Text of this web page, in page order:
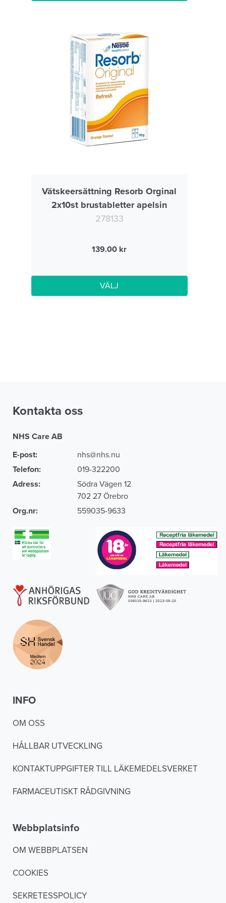
Vätskeersättning Resorb Orginal
2x10st brustabletter apelsin
278133
139.00
VÄLJ
Kontakta oss
NHS Care AB
E-post:
nhs@nhs.nu
Telefon:
019-322200
Adress:
Södra Vägen 12
702 27 Örebro
Org.nr:
559035-9633
INFO
OM OSS
HÅLLBAR UTVECKLING
KONTAKTUPPGIFTER TILL LÄKEMEDELSVERKET
FARMACEUTISKT RÅDGIVNING
Webbplatsinfo
OM WEBBPLATSEN
COOKIES
SEKRETESSPOLICY